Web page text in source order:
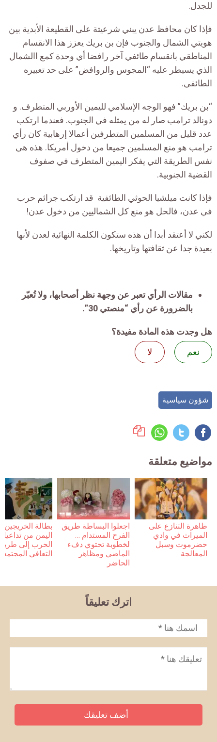
للجدل.
فإذا كان محافظ عدن يبني شرعيتة على القطيعة الأبدية بين
هويتي الشمال والجنوب فإن بن بريك يعزز هذا الانقسام
المناطقي بانقسام طائفي آخر رافضا أي وحدة كمع االشمال
الذي يسيطر عليه “المجوس والروافض” على حد تعبيره
الطائفي.
“بن بريك” فهو الوجه الإسلامي لليمين الأوربي المتطرف. و
دونالد ترامب صار له من يمثله في الجنوب. فعندما ارتكب
عدد قليل من المسلمين المتطرفين أعمالا إرهابية كان رأي
ترامب هو منع المسلمين جميعا من دخول أمريكا. هذه هي
نفس الطريقة التي يفكر اليمين المتطرف في صفوف
القضية الجنوبية.
فإذا كانت ميلشيا الحوثي الطائفية قد ارتكب جرائم حرب
في عدن، فالحل هو منع كل الشماليين من دخول عدن!
لكني لا أعتقد أبدا أن هذه ستكون الكلمة النهائية لعدن لأنها
بعيدة جدا عن ثقافتها وتاريخها.
مقالات الرأي تعبر عن وجهة نظر أصحابها، ولا تُعبّر
بالضرورة عن رأي “منصتي 30”.
هل وجدت هذه المادة مفيدة؟
نعم
لا
شؤون سياسية
مواضيع متعلقة
ظاهرة التنازع على
الميراث في وادي
حضرموت وسبل
المعالجة
اجعلوا البساطة طريق
الفرح المستدام …
لخطوبة تحتوي دفء
الماضي ومظاهر
الحاضر
بطالة
اليمن من
الحرب إلى
التعافي
اترك تعليقاً
الاسم *
تعليق